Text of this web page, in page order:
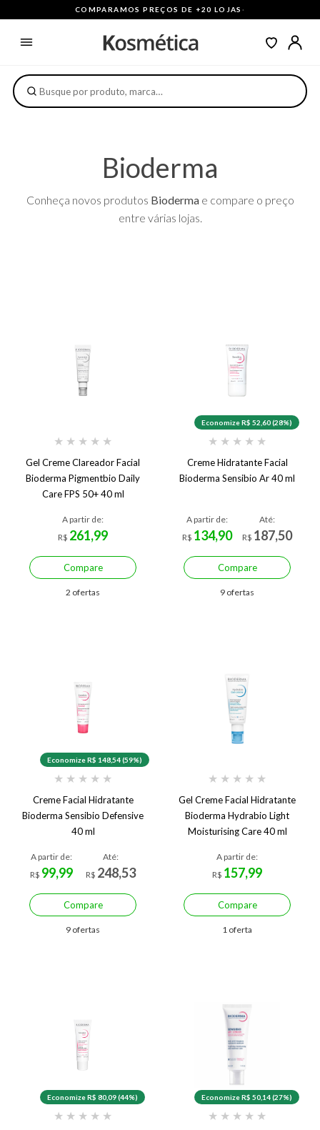
COMPARAMOS PREÇOS DE +20 LOJAS ·
Bioderma
Conheça novos produtos Biodermae compare o preço
entre várias lojas.
★ ★ ★ ★ ★
Gel Creme Clareador Facial
Bioderma Pigmentbio Daily
Care FPS 50+ 40 ml
A partir de:
R$ 261,99
Compare
2 ofertas
Economize R$ 52,60 (28%)
★ ★ ★ ★ ★
Creme Hidratante Facial
Bioderma Sensibio Ar 40 ml
A partir de:
R$ 134,90
Até:
R$ 187,50
Compare
9 ofertas
Economize R$ 148,54 (59%)
★ ★ ★ ★ ★
Creme Facial Hidratante
Bioderma Sensibio Defensive
40 ml
A partir de:
R$ 99,99
Até:
R$ 248,53
Compare
9 ofertas
★ ★ ★ ★ ★
Gel Creme Facial Hidratante
Bioderma Hydrabio Light
Moisturising Care 40 ml
A partir de:
R$ 157,99
Compare
1 oferta
Economize R$ 80,09 (44%)
★ ★ ★ ★ ★
Economize R$ 50,14 (27%)
★ ★ ★ ★ ★